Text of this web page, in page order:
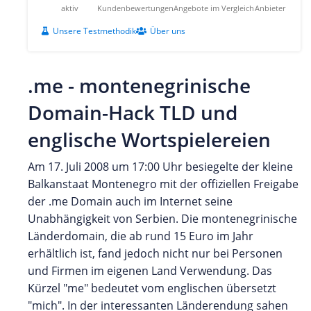
aktiv KundenbewertungenAngebote im VergleichAnbieter
Unsere Testmethodik Über uns
.me - montenegrinische
Domain-Hack TLD und
englische Wortspielereien
Am 17. Juli 2008 um 17:00 Uhr besiegelte der kleine
Balkanstaat Montenegro mit der offiziellen Freigabe
der .me Domain auch im Internet seine
Unabhängigkeit von Serbien. Die montenegrinische
Länderdomain, die ab rund 15 Euro im Jahr
erhältlich ist, fand jedoch nicht nur bei Personen
und Firmen im eigenen Land Verwendung. Das
Kürzel "me" bedeutet vom englischen übersetzt
"mich". In der interessanten Länderendung sahen